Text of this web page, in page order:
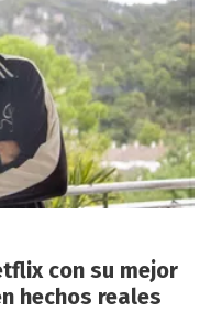
con su mejor
hechos reales